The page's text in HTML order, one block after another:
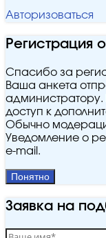
Авторизоваться
Регистрация
Спасибо за
Ваша анкета
администратору.
доступ к
Обычно
Уведомление о
e‑mail.
Понятно
Заявка на